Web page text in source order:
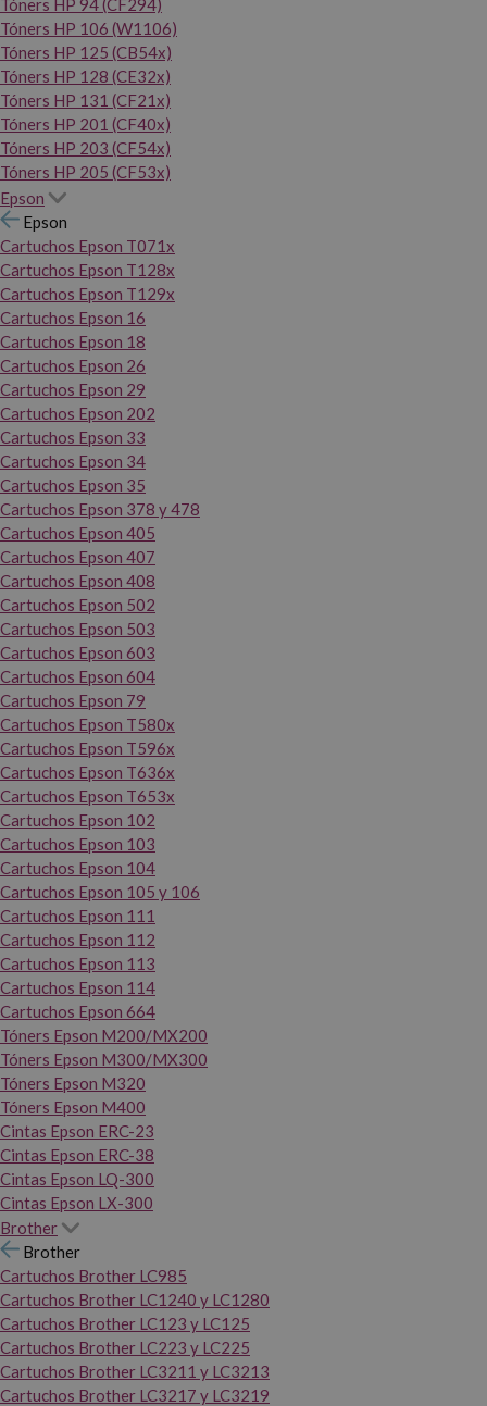
Tóners HP 94 (CF294)
Tóners HP 106 (W1106)
Tóners HP 125 (CB54x)
Tóners HP 128 (CE32x)
Tóners HP 131 (CF21x)
Tóners HP 201 (CF40x)
Tóners HP 203 (CF54x)
Tóners HP 205 (CF53x)
Epson
Epson
Cartuchos Epson T071x
Cartuchos Epson T128x
Cartuchos Epson T129x
Cartuchos Epson 16
Cartuchos Epson 18
Cartuchos Epson 26
Cartuchos Epson 29
Cartuchos Epson 202
Cartuchos Epson 33
Cartuchos Epson 34
Cartuchos Epson 35
Cartuchos Epson 378 y 478
Cartuchos Epson 405
Cartuchos Epson 407
Cartuchos Epson 408
Cartuchos Epson 502
Cartuchos Epson 503
Cartuchos Epson 603
Cartuchos Epson 604
Cartuchos Epson 79
Cartuchos Epson T580x
Cartuchos Epson T596x
Cartuchos Epson T636x
Cartuchos Epson T653x
Cartuchos Epson 102
Cartuchos Epson 103
Cartuchos Epson 104
Cartuchos Epson 105 y 106
Cartuchos Epson 111
Cartuchos Epson 112
Cartuchos Epson 113
Cartuchos Epson 114
Cartuchos Epson 664
Tóners Epson M200/MX200
Tóners Epson M300/MX300
Tóners Epson M320
Tóners Epson M400
Cintas Epson ERC-23
Cintas Epson ERC-38
Cintas Epson LQ-300
Cintas Epson LX-300
Brother
Brother
Cartuchos Brother LC985
Cartuchos Brother LC1240 y LC1280
Cartuchos Brother LC123 y LC125
Cartuchos Brother LC223 y LC225
Cartuchos Brother LC3211 y LC3213
Cartuchos Brother LC3217 y LC3219